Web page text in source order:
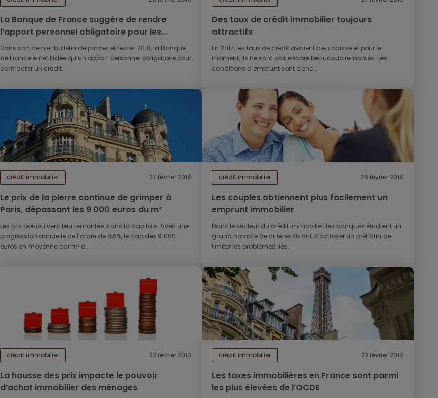
La Banque de France suggère de rendre
l’apport personnel obligatoire pour les
crédits immobiliers
Dans son dernier bulletin de janvier et février 2018, la Banque
de France émet l’idée qu’un apport personnel obligatoire pour
contracter un crédit...
Des taux de crédit immobilier toujours
attractifs
En 2017, les taux de crédit avaient bien baissé et pour le
moment, ils ne sont pas encore beaucoup remontés. Les
conditions d’emprunt sont donc...
crédit immobilier 27 février 2018
Le prix de la pierre continue de grimper à
Paris, dépassant les 9 000 euros du m²
Les prix poursuivent leur remontée dans la capitale. Avec une
progression annuelle de l’ordre de 8,6%, le cap des 9 000
euros en moyenne par m² a...
crédit immobilier 26 février 2018
Les couples obtiennent plus facilement un
emprunt immobilier
Dans le secteur du crédit immobilier, les banques étudient un
grand nombre de critères avant d’octroyer un prêt afin de
limiter les problèmes liés...
crédit immobilier 23 février 2018
La hausse des prix impacte le pouvoir
d’achat immobilier des ménages
crédit immobilier 23 février 2018
Les taxes immobilières en France sont parmi
les plus élevées de l’OCDE